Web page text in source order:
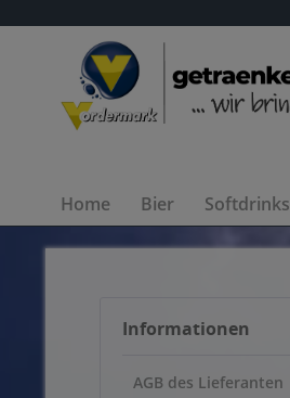
Home Bier Softdrinks
Informationen
AGB des Lieferanten